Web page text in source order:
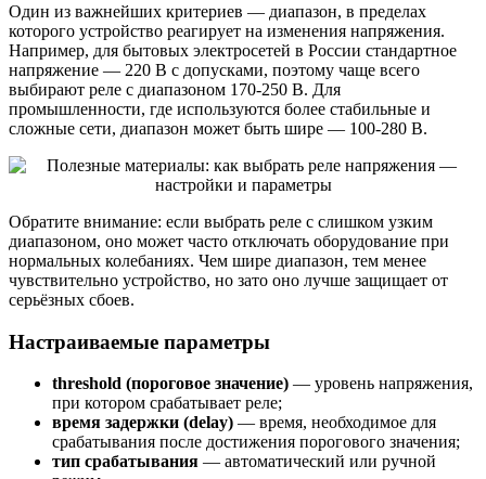
Один из важнейших критериев — диапазон, в пределах
которого устройство реагирует на изменения напряжения.
Например, для бытовых электросетей в России стандартное
напряжение — 220 В с допусками, поэтому чаще всего
выбирают реле с диапазоном 170-250 В. Для
промышленности, где используются более стабильные и
сложные сети, диапазон может быть шире — 100-280 В.
Обратите внимание: если выбрать реле с слишком узким
диапазоном, оно может часто отключать оборудование при
нормальных колебаниях. Чем шире диапазон, тем менее
чувствительно устройство, но зато оно лучше защищает от
серьёзных сбоев.
Настраиваемые параметры
threshold (пороговое значение) — уровень напряжения,
при котором срабатывает реле;
время задержки (delay) — время, необходимое для
срабатывания после достижения порогового значения;
тип срабатывания — автоматический или ручной